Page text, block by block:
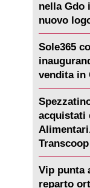
nella Gdo
nuovo
Sole365
vendita in
acquistati
Transcoop
Vip punta
reparto